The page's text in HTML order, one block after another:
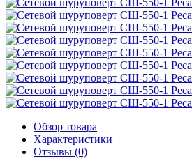
Обзор товара
Характеристики
Отзывы (0)